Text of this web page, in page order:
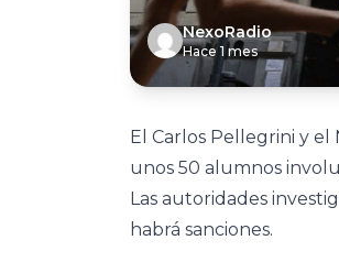
NexoRadio
Hace 1 mes
El Carlos Pellegrini y
unos 50 alumnos
Las autoridades
habrá sanciones.